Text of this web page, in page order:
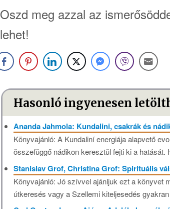
Oszd meg azzal az
lehet!
Hasonló ingyenesen
Ananda Jahmola: Kundalini, csakrák és
Könyvajánló: A Kundaliní energiája alapvető
összefüggő nádikon keresztül fejti ki a hatását.
Stanislav Grof, Christina Grof: Spirituális
Könyvajánló: Jó szívvel ajánljuk ezt a könyvet
útkeresés vagy a Szellemi kiteljesedés